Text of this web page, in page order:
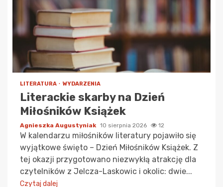
LITERATURA WYDARZENIA
Literackie skarby na Dzień
Miłośników Książek
Agnieszka Augustyniak 10 sierpnia 2026 12
W kalendarzu miłośników literatury pojawiło się
wyjątkowe święto – Dzień Miłośników Książek. Z
tej okazji przygotowano niezwykłą atrakcję dla
czytelników z Jelcza-Laskowic i okolic: dwie...
Czytaj dalej